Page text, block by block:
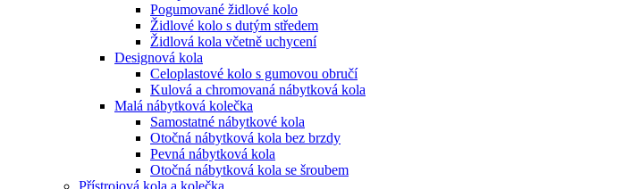
Pogumované židlové kolo
Židlové kolo s dutým středem
Židlová kola včetně uchycení
Designová kola
Celoplastové kolo s gumovou obručí
Kulová a chromovaná nábytková kola
Malá nábytková kolečka
Samostatné nábytkové kola
Otočná nábytková kola bez brzdy
Pevná nábytková kola
Otočná nábytková kola se šroubem
Přístrojová kola a kolečka